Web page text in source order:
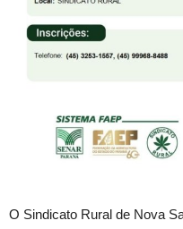
O Sindicato Rural de Nova